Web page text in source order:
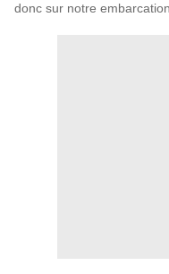
donc sur notre